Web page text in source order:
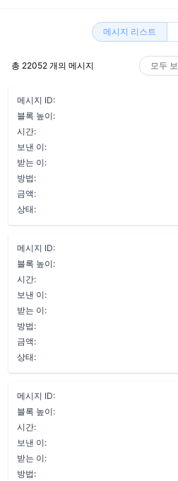
메시지 리스트
총 22052 개의 메시지
메시지 ID:
블록 높이:
시간:
보낸 이:
받는 이:
방법:
금액:
상태:
메시지 ID:
블록 높이:
시간:
보낸 이:
받는 이:
방법:
금액:
상태:
메시지 ID:
블록 높이:
시간:
보낸 이:
받는 이:
방법: